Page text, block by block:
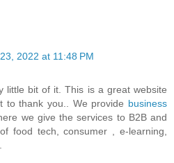
2022 at 11:48 PM
little bit of it. This is a great website
to thank you.. We provide business
we give the services to B2B and
food tech, consumer , e-learning,